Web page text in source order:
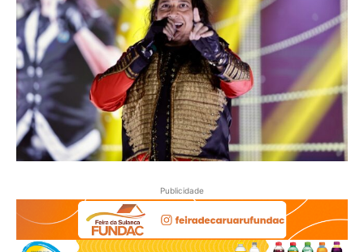
Publicidade